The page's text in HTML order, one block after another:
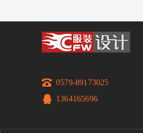
0579-89173025
1364165696